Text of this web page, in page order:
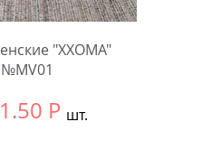
"XXOMA"
№MV01
Р шт.